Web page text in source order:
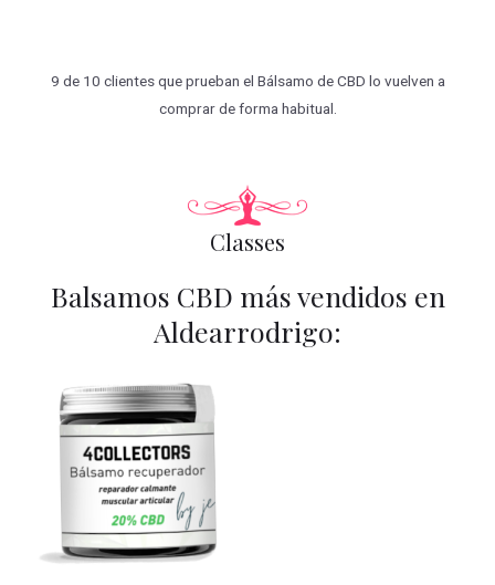
9 de 10 clientes que prueban el Bálsamo de CBD lo vuelven a
comprar de forma habitual.
Classes
Balsamos CBD más vendidos en
Aldearrodrigo: